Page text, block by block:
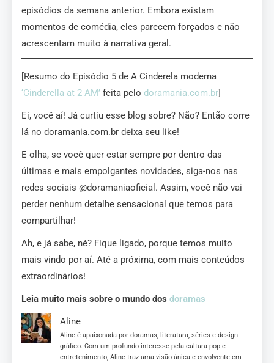
episódios da semana anterior. Embora existam
momentos de comédia, eles parecem forçados e não
acrescentam muito à narrativa geral.
[Resumo do Episódio 5 de A Cinderela moderna
‘Cinderella at 2 AM’ feita pelo doramania.com.br]
Ei, você aí! Já curtiu esse blog sobre? Não? Então corre
lá no doramania.com.br deixa seu like!
E olha, se você quer estar sempre por dentro das
últimas e mais empolgantes novidades, siga-nos nas
redes sociais @doramaniaoficial. Assim, você não vai
perder nenhum detalhe sensacional que temos para
compartilhar!
Ah, e já sabe, né? Fique ligado, porque temos muito
mais vindo por aí. Até a próxima, com mais conteúdos
extraordinários!
Leia muito mais sobre o mundo dos doramas
Aline
Aline é apaixonada por doramas, literatura, séries e design
gráfico. Com um profundo interesse pela cultura pop e
entretenimento, Aline traz uma visão única e envolvente em